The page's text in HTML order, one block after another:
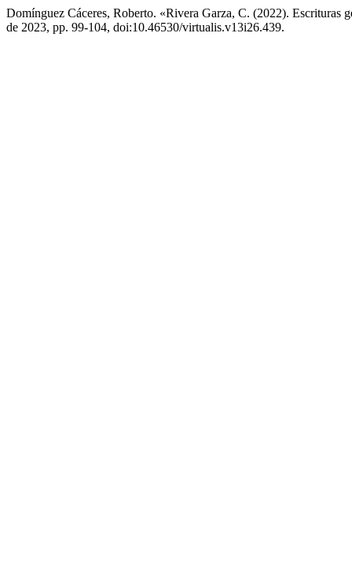
Domínguez Cáceres, Roberto. «Rivera Garza, C. (2022). Escrituras
de 2023, pp. 99-104, doi:10.46530/virtualis.v13i26.439.